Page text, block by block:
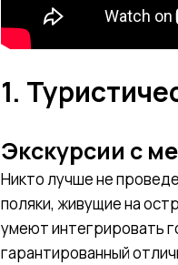
1.
Экскурсии с
Никто лучше не
поляки, живущие на
умеют интегрировать
гарантированный